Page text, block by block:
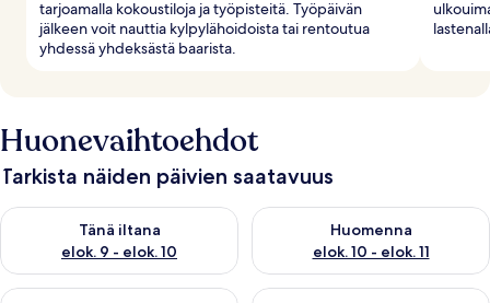
tarjoamalla kokoustiloja ja työpisteitä. Työpäivän
jälkeen voit nauttia kylpylähoidoista tai rentoutua
yhdessä yhdeksästä baarista.
Huonevaihtoehdot
Tarkista näiden päivien saatavuus
Tänä iltana
elok. 9 - elok. 10
Tarkista tämän illan saatavuus elok. 9 - elok. 10
Huomenna
elok. 10 - elok. 11
Tarkista huomisen saatavuus
Tarkista tämän viikonlopun saatavuus elok. 14 - elok. 16
Tarkista ensi viikonlopun